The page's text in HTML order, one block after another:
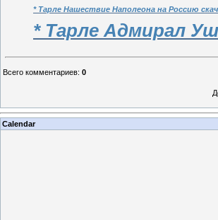
* Тарле Нашествие Наполеона на Россию
* Тарле Адмирал
Всего комментариев: 0
Calendar